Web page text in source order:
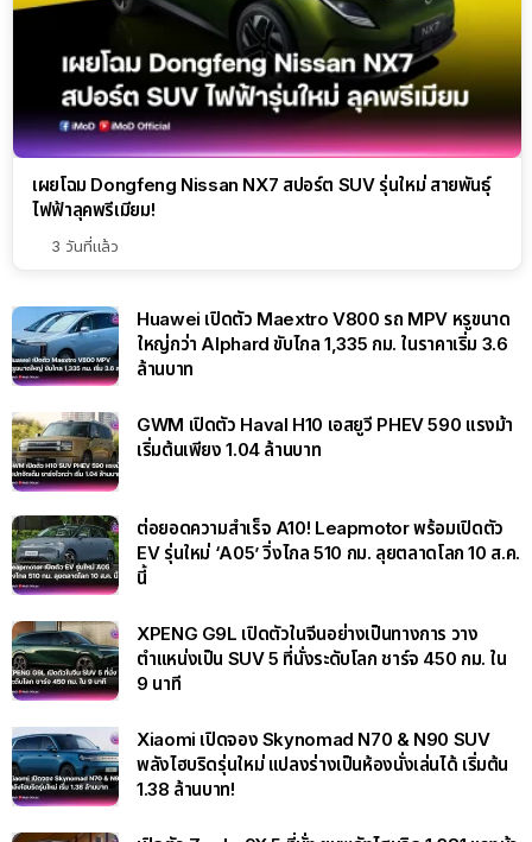
เผยโฉม Dongfeng Nissan NX7 สปอร์ต SUV รุ่นใหม่ สายพันธุ์
ไฟฟ้าลุคพรีเมียม!
3 วันที่แล้ว
Huawei เปิดตัว Maextro V800 รถ MPV หรูขนาด
ใหญ่กว่า Alphard ขับไกล 1,335 กม. ในราคาเริ่ม 3.6
ล้านบาท
GWM เปิดตัว Haval H10 เอสยูวี PHEV 590 แรงม้า
เริ่มต้นเพียง 1.04 ล้านบาท
ต่อยอดความสำเร็จ A10! Leapmotor พร้อมเปิดตัว
EV รุ่นใหม่ ‘A05’ วิ่งไกล 510 กม. ลุยตลาดโลก 10 ส.ค.
นี้
XPENG G9L เปิดตัวในจีนอย่างเป็นทางการ วาง
ตำแหน่งเป็น SUV 5 ที่นั่งระดับโลก ชาร์จ 450 กม. ใน
9 นาที
Xiaomi เปิดจอง Skynomad N70 & N90 SUV
พลังไฮบริดรุ่นใหม่ แปลงร่างเป็นห้องนั่งเล่นได้ เริ่มต้น
1.38 ล้านบาท!